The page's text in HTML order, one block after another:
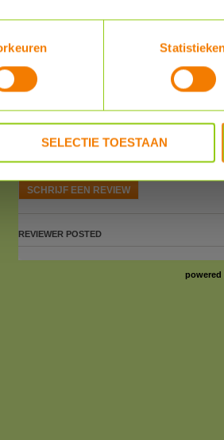
SELECTIE TOESTAAN
Bestel nu :
Reviews
reviews
Heb je al enige ervaring met dit product?
SCHRIJF EEN REVIEW
REVIEWER POSTED
powered